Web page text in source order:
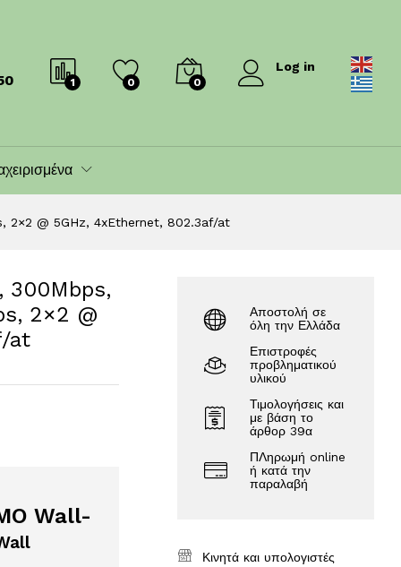
1 0 0
Log in
2×2 @ 5GHz, 4xEthernet, 802.3af/at
300Mbps,
2×2 @
at
Wall-
Αποστολή σε
όλη την Ελλάδα
Επιστροφές
προβληματικού
υλικού
Τιμολογήσεις και
με βάση το
άρθορ 39α
ΠΛηρωμή online
ή κατά την
παραλαβή
Κινητά και υπολογιστές